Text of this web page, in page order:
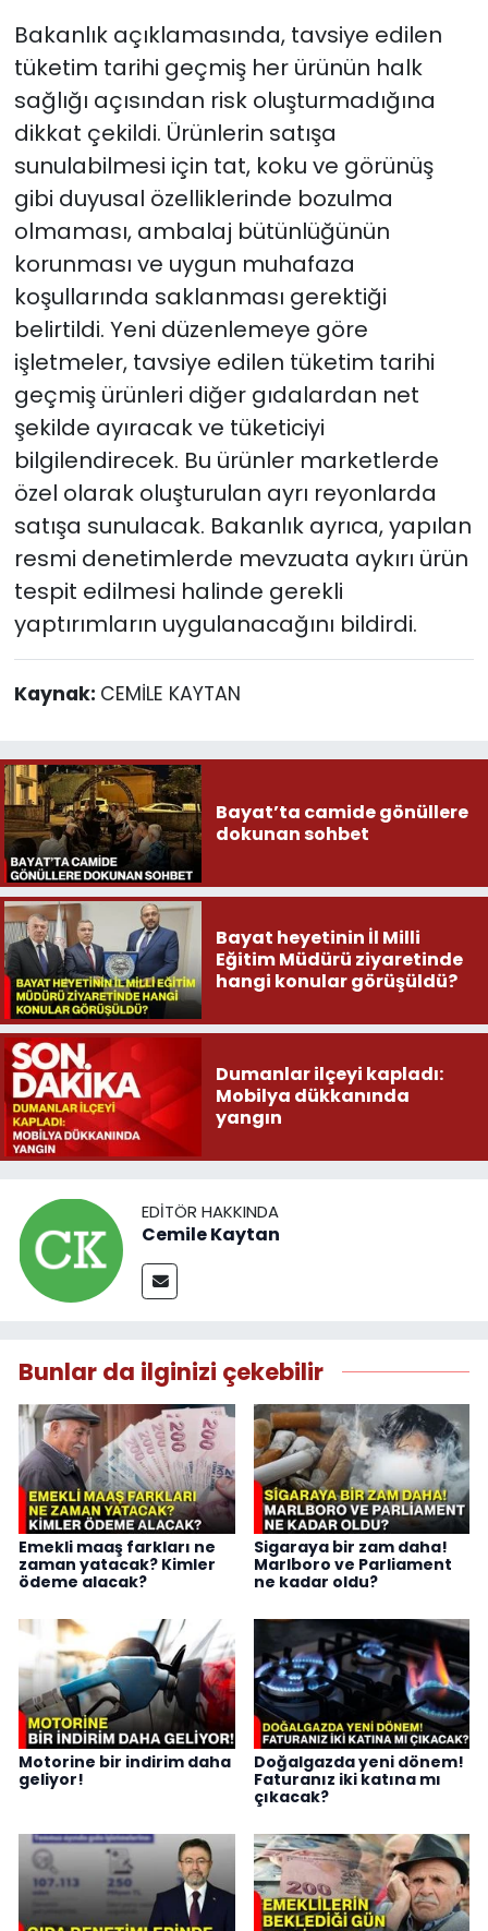
Bakanlık açıklamasında, tavsiye edilen
tüketim tarihi geçmiş her ürünün halk
sağlığı açısından risk oluşturmadığına
dikkat çekildi. Ürünlerin satışa
sunulabilmesi için tat, koku ve görünüş
gibi duyusal özelliklerinde bozulma
olmaması, ambalaj bütünlüğünün
korunması ve uygun muhafaza
koşullarında saklanması gerektiği
belirtildi. Yeni düzenlemeye göre
işletmeler, tavsiye edilen tüketim tarihi
geçmiş ürünleri diğer gıdalardan net
şekilde ayıracak ve tüketiciyi
bilgilendirecek. Bu ürünler marketlerde
özel olarak oluşturulan ayrı reyonlarda
satışa sunulacak. Bakanlık ayrıca, yapılan
resmi denetimlerde mevzuata aykırı ürün
tespit edilmesi halinde gerekli
yaptırımların uygulanacağını bildirdi.
Kaynak: CEMİLE KAYTAN
Bayat’ta camide gönüllere
dokunan sohbet
Bayat heyetinin İl Milli
Eğitim Müdürü ziyaretinde
hangi konular görüşüldü?
Dumanlar ilçeyi kapladı:
Mobilya dükkanında
yangın
EDITÖR HAKKINDA
Cemile Kaytan
Bunlar da ilginizi çekebilir
Emekli maaş farkları ne
zaman yatacak? Kimler
ödeme alacak?
Sigaraya bir zam daha!
Marlboro ve Parliament
ne kadar oldu?
Motorine bir indirim daha
geliyor!
Doğalgazda yeni dönem!
Faturanız iki katına mı
çıkacak?